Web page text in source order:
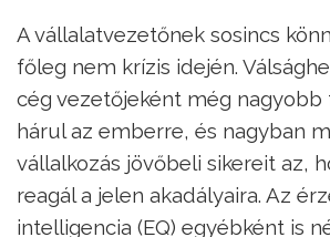
A vállalatvezetőnek sosincs
főleg nem krízis idején.
cég vezetőjeként még nagyobb
hárul az emberre, és nagyban
vállalkozás jövőbeli sikereit az,
reagál a jelen akadályaira. Az
intelligencia (EQ) egyébként is